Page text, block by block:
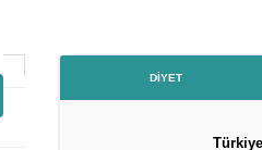
DIYET